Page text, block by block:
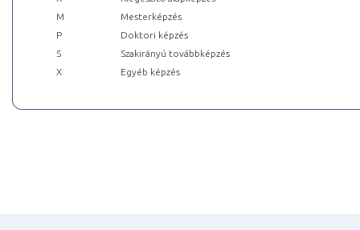
M
Mesterképzés
P
Doktori képzés
S
Szakirányú továbbképzés
X
Egyéb képzés